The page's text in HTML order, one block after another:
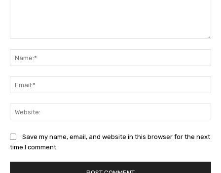
Save my name, email, and website in this browser for the next
time I comment.